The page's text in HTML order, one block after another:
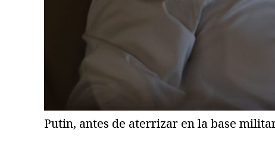
Putin, antes de aterrizar en la base